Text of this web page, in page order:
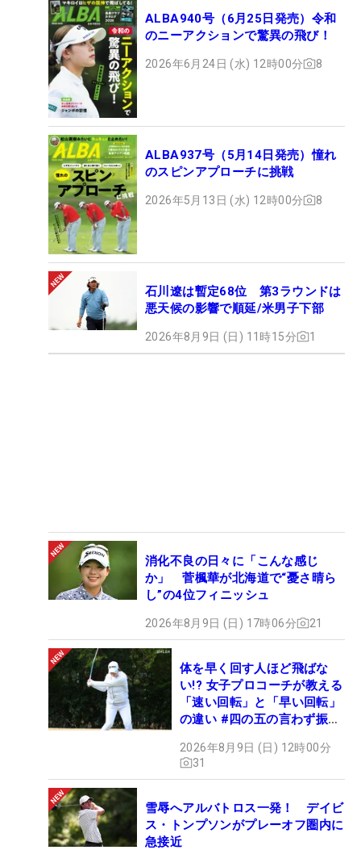
ALBA940号（6月25日発売）令和
のニーアクションで驚異の飛び！
2026年6月24日 (水) 12時00分 8
ALBA937号（5月14日発売）憧れ
のスピンアプローチに挑戦
2026年5月13日 (水) 12時00分 8
石川遼は暫定68位 第3ラウンドは
悪天候の影響で順延/米男子下部
2026年8月9日 (日) 11時15分 1
消化不良の日々に「こんな感じ
か」 菅楓華が北海道で“憂さ晴ら
し”の4位フィニッシュ
2026年8月9日 (日) 17時06分 21
体を早く回す人ほど飛ばな
い!? 女子プロコーチが教える
「速い回転」と「早い回転」
の違い #四の五の言わず振り
2026年8月9日 (日) 12時00分
31
雪辱へアルバトロス一発！ デイビ
ス・トンプソンがプレーオフ圏内に
急接近